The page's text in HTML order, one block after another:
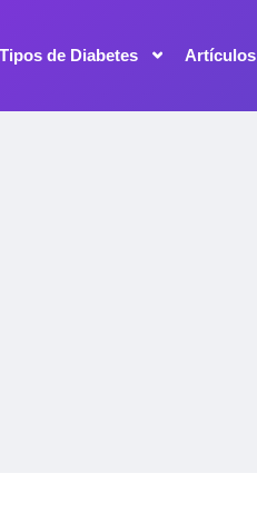
Tipos de Diabetes Artículos